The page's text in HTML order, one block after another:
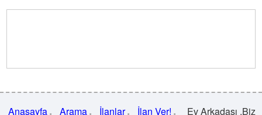
Anasayfa Arama İlanlar İlan Ver! Ev Arkadaşı .Biz